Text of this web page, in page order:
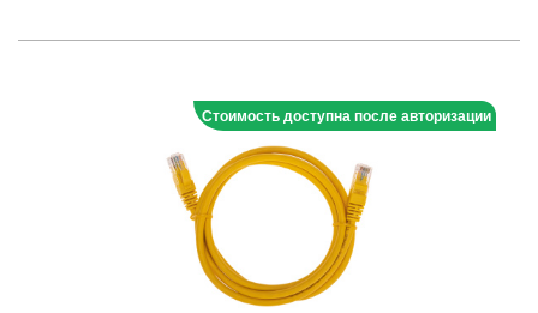
Стоимость доступна после авторизации